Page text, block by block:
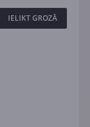
IELIKT GROZĀ